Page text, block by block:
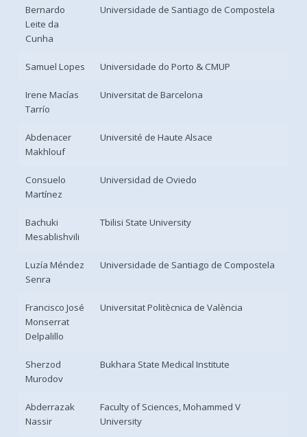
Bernardo
Leite da
Cunha
Universidade de Santiago de Compostela
Samuel Lopes Universidade do Porto & CMUP
Irene Macías
Tarrío
Universitat de Barcelona
Abdenacer
Makhlouf
Université de Haute Alsace
Consuelo
Martínez
Universidad de Oviedo
Bachuki
Mesablishvili
Tbilisi State University
Luzía Méndez
Senra
Universidade de Santiago de Compostela
Francisco José
Monserrat
Delpalillo
Universitat Politècnica de València
Sherzod
Murodov
Bukhara State Medical Institute
Abderrazak
Nassir
Faculty of Sciences, Mohammed V
University